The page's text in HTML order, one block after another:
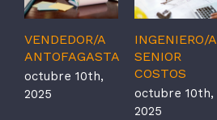
VENDEDOR/A
ANTOFAGASTA
octubre 10th,
2025
INGENIERO/A
SENIOR
COSTOS
octubre 10th,
2025